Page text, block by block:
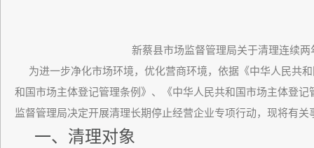
新蔡县市场监督管理局关于清理连续
为进一步净化市场环境，优化营商环境，依据《中华人民共
和国市场主体登记管理条例》、《中华人民共和国市场主体登
监督管理局决定开展清理长期停止经营企业专项行动，现将有关
一、清理对象